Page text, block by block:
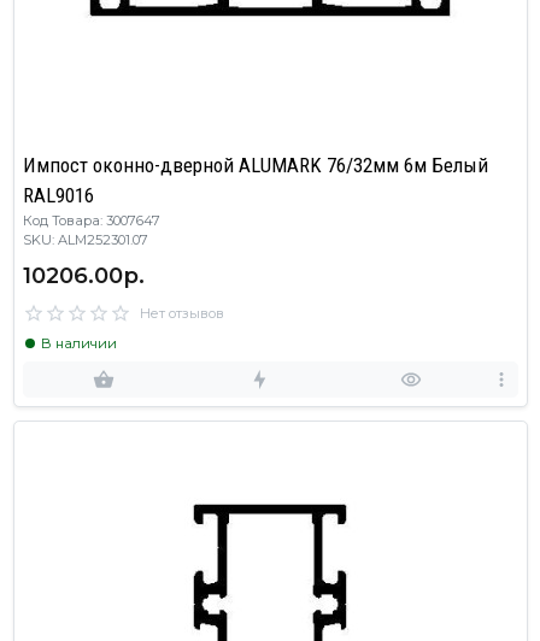
Импост оконно-дверной ALUMARK 76/32мм 6м Белый
RAL9016
Код Товара: 3007647
SKU: ALM252301.07
10206.00р.
Нет отзывов
В наличии